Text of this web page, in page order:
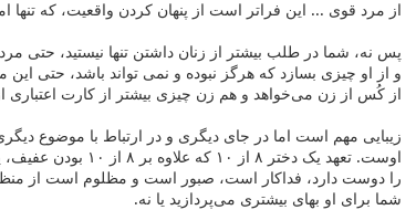
از مرد قوی ... این فراتر است از پنهان کردن واقعیت، که تنها
پس نه، شما در طلب بیشتر از زنان داشتن تنها نیستید، حتی
و از او چیزی بسازد که هرگز نبوده و نمی تواند باشد، حتی
از کُس از زن می‌خواهد و هم زن چیزی بیشتر از کارت اعتباری
زیبایی مهم است اما در جای دیگری و در ارتباط با موضوع
اوست. تعهد یک
شما برای او بهای بیشتری می‌پردازید یا نه.